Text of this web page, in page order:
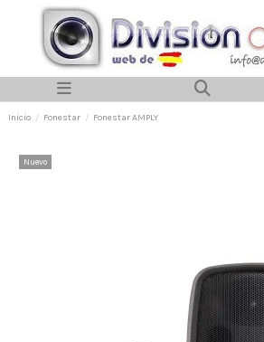
Inicio Fonestar Fonestar AMPLY
Nuevo